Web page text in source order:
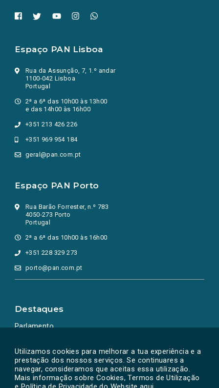
Utilizamos cookies para melhorar a tua experiência e a
prestação dos nossos serviços. Se continuares a
navegar, consideramos que aceitas essa utilização.
Mais informação sobre Cookies, Termos de Utilização
Espaço PAN Lisboa
Rua da Assunção, 7, 1.º andar
1100-042 Lisboa
Portugal
2ª a 6ª das 10h00 às 13h00
e das 14h00 às 16h00
+351 213 426 226
+351 969 954 184
geral@pan.com.pt
Espaço PAN Porto
Rua Barão Forrester, n.º 783
4050-273 Porto
Portugal
2ª a 6ª das 10h00 às 16h00
+351 228 329 273
porto@pan.com.pt
Destaques
Parlamento